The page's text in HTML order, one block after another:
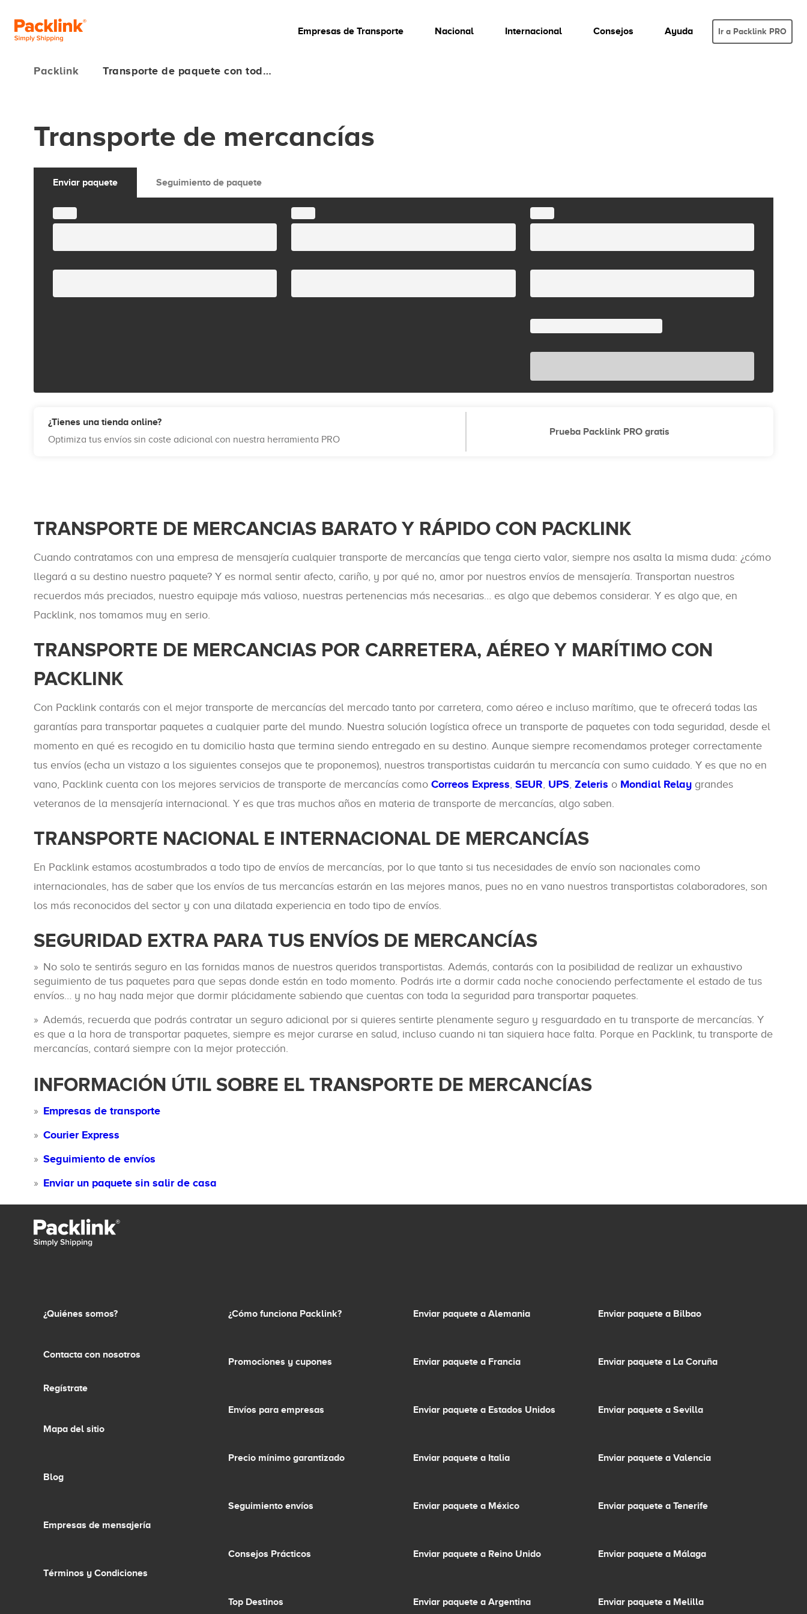
Empresas de Transporte Nacional Internacional Consejos Ayuda Ir a Packlink PRO
Packlink Transporte de paquete con tod…
Transporte de mercancías
Enviar paquete Seguimiento de paquete
¿Tienes una tienda online?
Optimiza tus envíos sin coste adicional con nuestra herramienta PRO
Prueba Packlink PRO gratis
TRANSPORTE DE MERCANCIAS BARATO Y RÁPIDO CON PACKLINK
Cuando contratamos con una empresa de mensajería cualquier transporte de mercancías que tenga cierto valor, siempre nos asalta la misma duda: ¿cómo
llegará a su destino nuestro paquete? Y es normal sentir afecto, cariño, y por qué no, amor por nuestros envíos de mensajería. Transportan nuestros
recuerdos más preciados, nuestro equipaje más valioso, nuestras pertenencias más necesarias… es algo que debemos considerar. Y es algo que, en
Packlink, nos tomamos muy en serio.
TRANSPORTE DE MERCANCIAS POR CARRETERA, AÉREO Y MARÍTIMO CON
PACKLINK
Con Packlink contarás con el mejor transporte de mercancías del mercado tanto por carretera, como aéreo e incluso marítimo, que te ofrecerá todas las
garantías para transportar paquetes a cualquier parte del mundo. Nuestra solución logística ofrece un transporte de paquetes con toda seguridad, desde el
momento en qué es recogido en tu domicilio hasta que termina siendo entregado en su destino. Aunque siempre recomendamos proteger correctamente
tus envíos (echa un vistazo a los siguientes consejos que te proponemos), nuestros transportistas cuidarán tu mercancía con sumo cuidado. Y es que no en
vano, Packlink cuenta con los mejores servicios de transporte de mercancías como Correos Express, SEUR, UPS, Zeleris o Mondial Relay grandes
veteranos de la mensajería internacional. Y es que tras muchos años en materia de transporte de mercancías, algo saben.
TRANSPORTE NACIONAL E INTERNACIONAL DE MERCANCÍAS
En Packlink estamos acostumbrados a todo tipo de envíos de mercancías, por lo que tanto si tus necesidades de envío son nacionales como
internacionales, has de saber que los envíos de tus mercancías estarán en las mejores manos, pues no en vano nuestros transportistas colaboradores, son
los más reconocidos del sector y con una dilatada experiencia en todo tipo de envíos.
SEGURIDAD EXTRA PARA TUS ENVÍOS DE MERCANCÍAS
No solo te sentirás seguro en las fornidas manos de nuestros queridos transportistas. Además, contarás con la posibilidad de realizar un exhaustivo
seguimiento de tus paquetes para que sepas donde están en todo momento. Podrás irte a dormir cada noche conociendo perfectamente el estado de tus
envíos… y no hay nada mejor que dormir plácidamente sabiendo que cuentas con toda la seguridad para transportar paquetes.
Además, recuerda que podrás contratar un seguro adicional por si quieres sentirte plenamente seguro y resguardado en tu transporte de mercancías. Y
es que a la hora de transportar paquetes, siempre es mejor curarse en salud, incluso cuando ni tan siquiera hace falta. Porque en Packlink, tu transporte de
mercancías, contará siempre con la mejor protección.
INFORMACIÓN ÚTIL SOBRE EL TRANSPORTE DE MERCANCÍAS
Empresas de transporte
Courier Express
Seguimiento de envíos
Enviar un paquete sin salir de casa
¿Quiénes somos?
Contacta con nosotros
Regístrate
Mapa del sitio
Blog
Empresas de mensajería
Términos y Condiciones
¿Cómo funciona Packlink?
Promociones y cupones
Envíos para empresas
Precio mínimo garantizado
Seguimiento envíos
Consejos Prácticos
Top Destinos
Enviar paquete a Alemania
Enviar paquete a Francia
Enviar paquete a Estados Unidos
Enviar paquete a Italia
Enviar paquete a México
Enviar paquete a Reino Unido
Enviar paquete a Argentina
Enviar paquete a Bilbao
Enviar paquete a La Coruña
Enviar paquete a Sevilla
Enviar paquete a Valencia
Enviar paquete a Tenerife
Enviar paquete a Málaga
Enviar paquete a Melilla